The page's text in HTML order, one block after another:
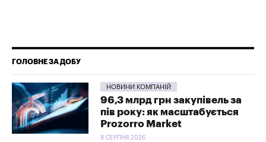
ГОЛОВНЕ ЗА ДОБУ
НОВИНИ КОМПАНІЙ
96,3 млрд грн закупівель за
пів року: як масштабується
Prozorro Market
8 СЕРПНЯ 2026